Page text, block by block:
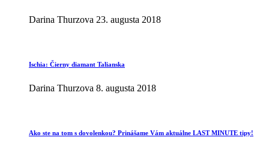
Darina Thurzova 23. augusta 2018
Ischia: Čierny diamant Talianska
Darina Thurzova 8. augusta 2018
Ako ste na tom s dovolenkou? Prinášame Vám aktuálne LAST MINUTE tipy!